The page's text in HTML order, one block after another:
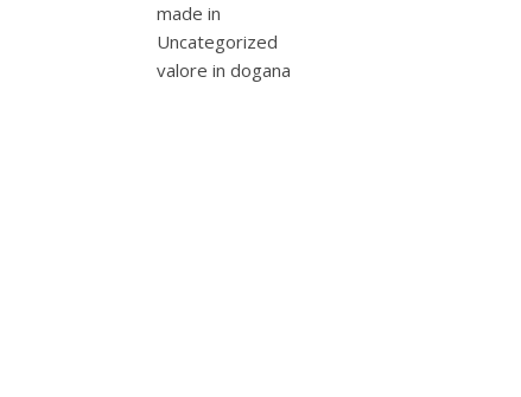
made in
Uncategorized
valore in dogana